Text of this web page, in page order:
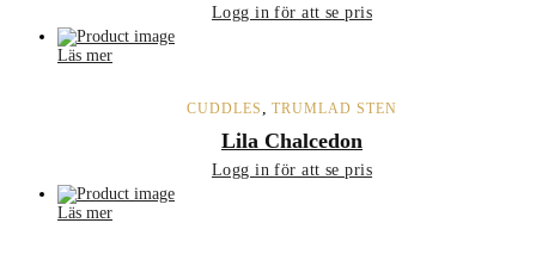
Logg in för att se pris
Läs mer
CUDDLES ,TRUMLAD STEN
Lila Chalcedon
Logg in för att se pris
Läs mer